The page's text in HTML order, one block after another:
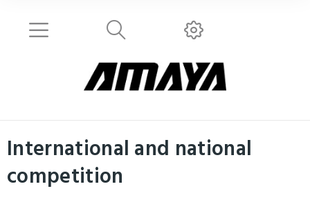
International and national
competition